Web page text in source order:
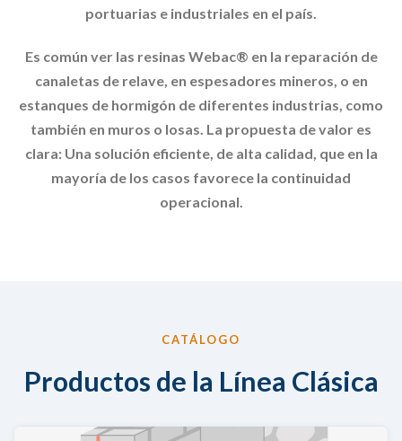
portuarias e industriales en el país.
Es común ver las resinas Webac® en la reparación de
canaletas de relave, en espesadores mineros, o en
estanques de hormigón de diferentes industrias, como
también en muros o losas. La propuesta de valor es
clara: Una solución eficiente, de alta calidad, que en la
mayoría de los casos favorece la continuidad
operacional.
CATÁLOGO
Productos de la Línea Clásica